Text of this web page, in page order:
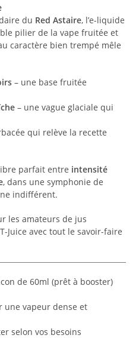
du Red Astaire, l’e-liquide
pilier de la vape fruitée et
caractère bien trempé mêle
– une base fruitée
– une vague glaciale qui
qui relève la recette
parfait entre intensité
, dans une symphonie de
indifférent.
les amateurs de jus
Juice avec tout le savoir-faire
de 60ml (prêt à booster)
une vapeur dense et
selon vos besoins